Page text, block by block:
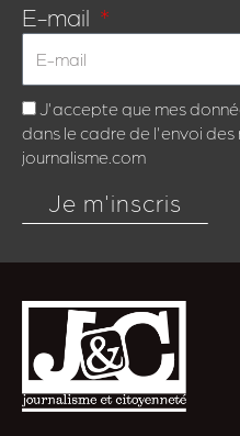
E-mail
J'accepte que mes
dans le cadre de l'envoi
journalisme.com
Je m'inscris